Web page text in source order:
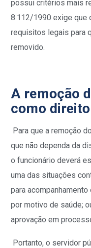
possui critérios mais
8.112/1990 exige que
requisitos legais para
removido.
A remoção
como direito
Para que a remoção
que não dependa da
o funcionário deverá
uma das situações
para
por motivo de saúde;
aprovação em
Portanto, o servidor